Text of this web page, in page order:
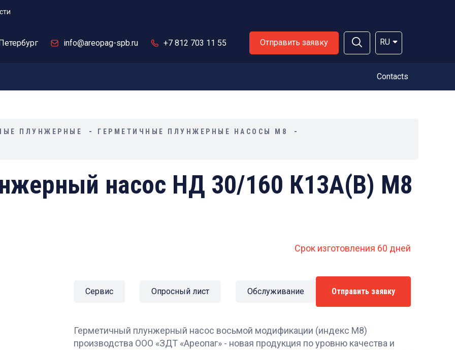
info@areopag-spb.ru +7 812 703 11 55 Отправить заявку RU
Contacts
ПЛУНЖЕРНЫЕ ГЕРМЕТИЧНЫЕ ПЛУНЖЕРНЫЕ НАСОСЫ М8
насос НД 30/160 К13А(В) М8
Срок изготовления 60 дней
Сервис Опросный лист Обслуживание Отправить заявку
Герметичный плунжерный насос восьмой модификации (индекс М8)
производства ООО «ЗДТ «Ареопаг» - новая продукция по уровню качества и